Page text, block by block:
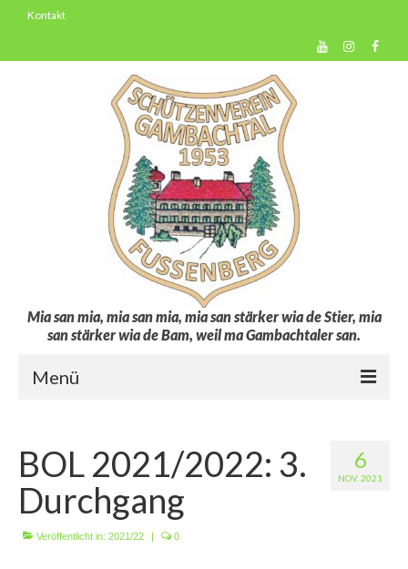
Kontakt
Mia san mia, mia san mia, mia san stärker wia de Stier, mia
san stärker wia de Bam, weil ma Gambachtaler san.
Menü
Vorstandschaft
Unsere Erfolge
Vereinschronik
6
NOV. 2021
BOL 2021/2022: 3.
Durchgang
Veröffentlicht in: 2021/22 0